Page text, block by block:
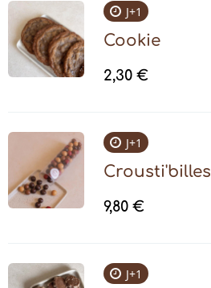
J+1
Cookie
2,30 €
J+1
Crousti'billes
9,80 €
J+1